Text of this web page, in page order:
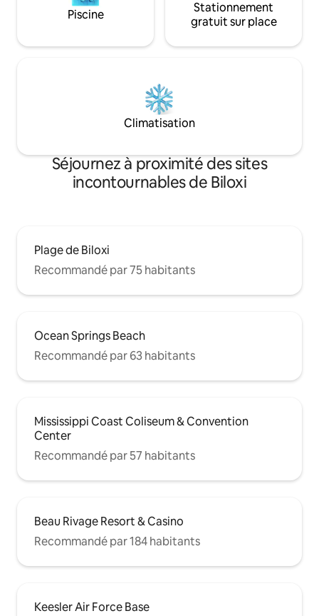
Piscine
Stationnement
gratuit sur place
Climatisation
Séjournez à proximité des sites
incontournables de Biloxi
Plage de Biloxi
Recommandé par 75 habitants
Ocean Springs Beach
Recommandé par 63 habitants
Mississippi Coast Coliseum & Convention
Center
Recommandé par 57 habitants
Beau Rivage Resort & Casino
Recommandé par 184 habitants
Keesler Air Force Base